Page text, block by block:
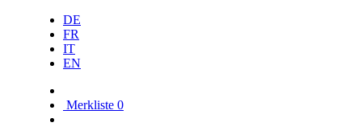
DE
FR
IT
EN
Merkliste 0